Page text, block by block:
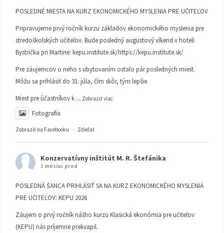
POSLEDNÉ MIESTA NA KURZ EKONOMICKÉHO MYSLENIA PRE UČITEĽOV
Pripravujeme prvý ročník kurzu základov ekonomického myslenia pre
stredoškolských učiteľov. Bude posledný augustový víkend v hoteli
Bystrička pri Martine: kepu.institute.sk/https://kepu.institute.sk/
Pre záujemcov o neho s ubytovaním ostalo pár posledných miest.
Môžu sa prihlásiť do 31. júla, čím skôr, tým lepšie.
Miest pre účastníkov k ... Zobraziť viac
Fotografia
Zobraziť na Facebooku · Zdieľať
Konzervatívny inštitút M. R. Štefánika
1 mesiac pred
POSLEDNÁ ŠANCA PRIHLÁSIŤ SA NA KURZ EKONOMICKÉHO MYSLENIA
PRE UČITEĽOV: KEPU 2026
Záujem o prvý ročník nášho kurzu Klasická ekonómia pre učiteľov
(KEPU) nás príjemne prekvapil.